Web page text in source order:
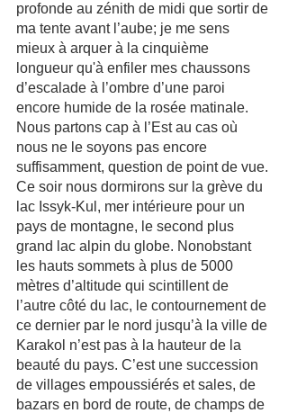
profonde au zénith de midi que sortir de
ma tente avant l’aube; je me sens
mieux à arquer à la cinquième
longueur qu'à enfiler mes chaussons
d’escalade à l’ombre d’une paroi
encore humide de la rosée matinale.
Nous partons cap à l’Est au cas où
nous ne le soyons pas encore
suffisamment, question de point de vue.
Ce soir nous dormirons sur la grève du
lac Issyk-Kul, mer intérieure pour un
pays de montagne, le second plus
grand lac alpin du globe. Nonobstant
les hauts sommets à plus de 5000
mètres d’altitude qui scintillent de
l’autre côté du lac, le contournement de
ce dernier par le nord jusqu’à la ville de
Karakol n’est pas à la hauteur de la
beauté du pays. C’est une succession
de villages empoussiérés et sales, de
bazars en bord de route, de champs de